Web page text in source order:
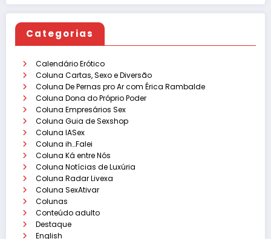
Categorias
Calendário Erótico
Coluna Cartas, Sexo e Diversão
Coluna De Pernas pro Ar com Érica Rambalde
Coluna Dona do Próprio Poder
Coluna Empresários Sex
Coluna Guia de Sexshop
Coluna IASex
Coluna ih…Falei
Coluna Ká entre Nós
Coluna Notícias de Luxúria
Coluna Radar Livexa
Coluna SexAtivar
Colunas
Conteúdo adulto
Destaque
English